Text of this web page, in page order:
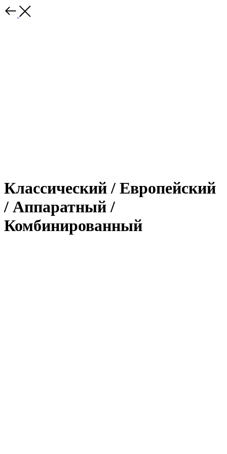
Классический / Европейский
/ Аппаратный /
Комбинированный